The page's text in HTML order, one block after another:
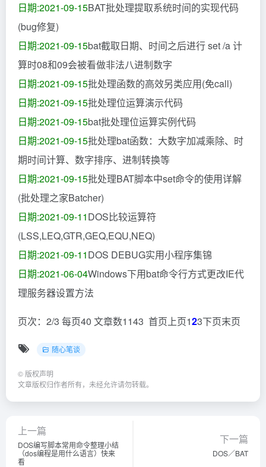
日期:2021-09-15BAT批处理提取系统时间的实现代码
(bug修复)
日期:2021-09-15bat截取日期、时间之后进行 set /a 计
算时08和09会被看做非法八进制数字
日期:2021-09-15批处理函数的高效另类应用(免call)
日期:2021-09-15批处理位运算演示代码
日期:2021-09-15bat批处理位运算实例代码
日期:2021-09-15批处理bat函数：大数字加减乘除、时
期时间计算、数字排序、进制转换等
日期:2021-09-15批处理BAT脚本中set命令的使用详解
(批处理之家Batcher)
日期:2021-09-11DOS比较运算符
(LSS,LEQ,GTR,GEQ,EQU,NEQ)
日期:2021-09-11DOS DEBUG实用小程序集锦
日期:2021-06-04Windows下用bat命令行方式更改IE代
理服务器设置方法
页次：2/3 每页40 文章数1143 首页上页123下页末页
随心笔谈
© 版权声明
文章版权归作者所有，未经允许请勿转载。
上一篇
DOS编写脚本常用命令整理小结
（dos编程是用什么语言）快来
看
下一篇
DOS／BAT